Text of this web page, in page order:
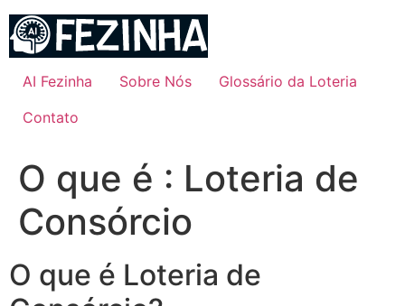
para
conteúdo
AI Fezinha Sobre Nós
Glossário da Loteria
Contato
O que é : Loteria de
Consórcio
O que é Loteria de